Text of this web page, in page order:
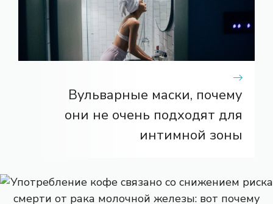
Вульварные маски, почему
они не очень подходят для
интимной зоны